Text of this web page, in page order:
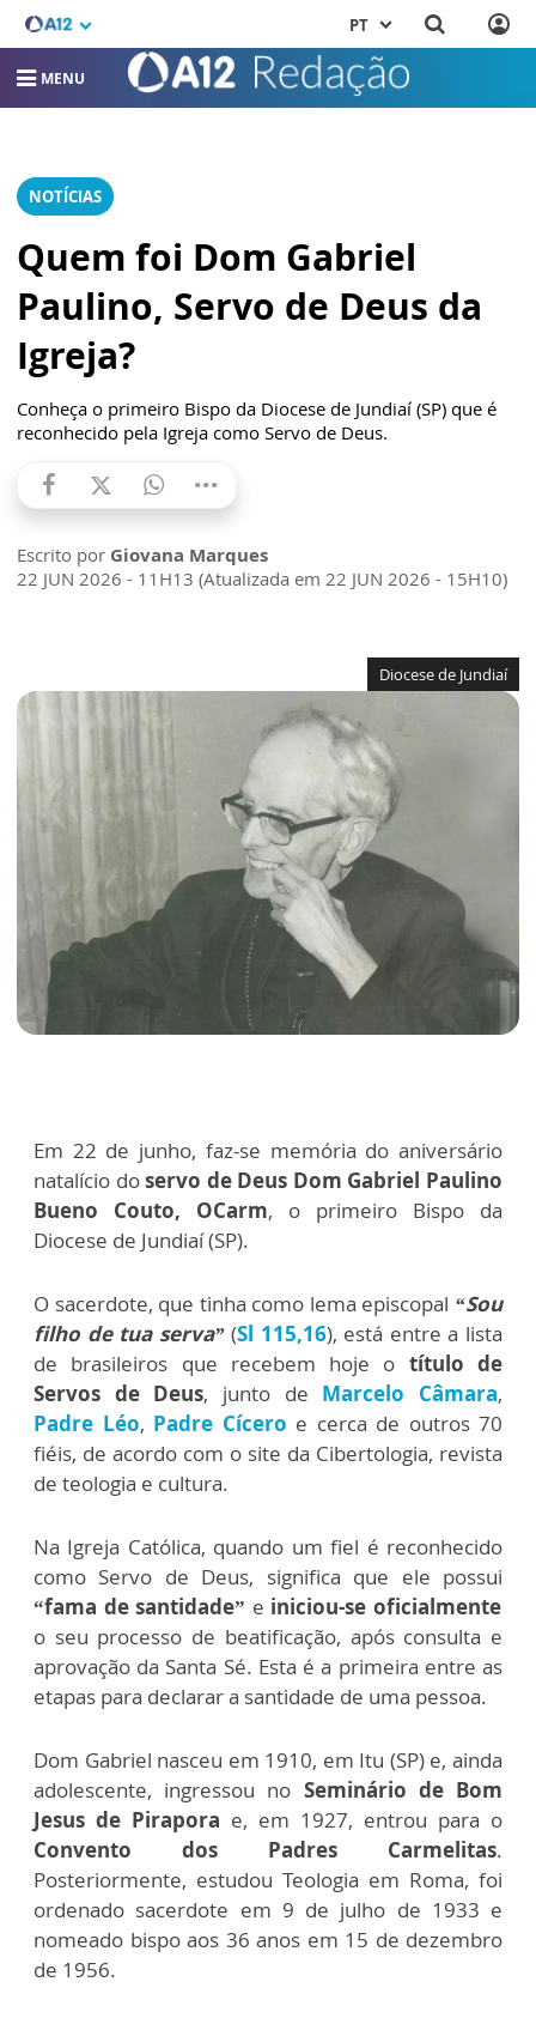
PT
MENU
NOTÍCIAS
Quem foi Dom Gabriel
Paulino, Servo de Deus da
Igreja?
Conheça o primeiro Bispo da Diocese de Jundiaí (SP) que é
reconhecido pela Igreja como Servo de Deus.
Escrito por Giovana Marques
22 JUN 2026 - 11H13 (Atualizada em 22 JUN 2026 - 15H10)
Diocese de Jundiaí
Em 22 de junho, faz-se memória do aniversário
natalício doservo de Deus Dom Gabriel Paulino
Bueno Couto, OCarm, o primeiro Bispo da
Diocese de Jundiaí (SP).
O sacerdote, que tinha como lema episcopal “Sou
filho de tua serva”(Sl 115,16), está entre a lista
de brasileiros que recebem hoje o título de
Servos de Deus, junto de Marcelo Câmara,
Padre Léo, Padre Cícero e cerca de outros 70
fiéis, de acordo com o site da Cibertologia, revista
de teologia e cultura.
Na Igreja Católica, quando um fiel é reconhecido
como Servo de Deus, significa que ele possui
“fama de santidade” e iniciou-se oficialmente
o seu processo de beatificação, após consulta e
aprovação da Santa Sé. Esta é a primeira entre as
etapas para declarar a santidade de uma pessoa.
Dom Gabriel nasceu em 1910, em Itu (SP) e, ainda
adolescente, ingressou no Seminário de Bom
Jesus de Pirapora e, em 1927, entrou para o
Convento dos Padres Carmelitas.
Posteriormente, estudou Teologia em Roma, foi
ordenado sacerdote em 9 de julho de 1933 e
nomeado bispo aos 36 anos em 15 de dezembro
de 1956.